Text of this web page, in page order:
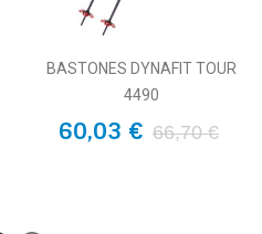
BASTONES DYNAFIT TOUR
4490
60,03 € 66,70 €